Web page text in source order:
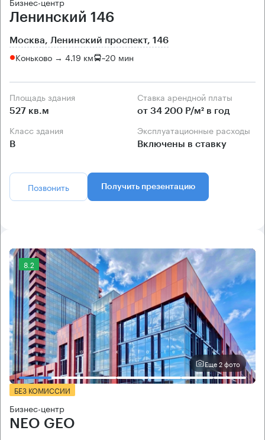
Ленинский 146
Москва, Ленинский проспект, 146
Коньково → 4.19 км ~20 мин
Площадь здания
527 кв.м
Ставка арендной платы
от 34 200 Р/м² в год
Класс здания
B
Эксплуатационные расходы
Включены в ставку
Позвонить Получить презентацию
8.2
Еще 2 фото
БЕЗ КОМИССИИ
Бизнес-центр
NEO GEO